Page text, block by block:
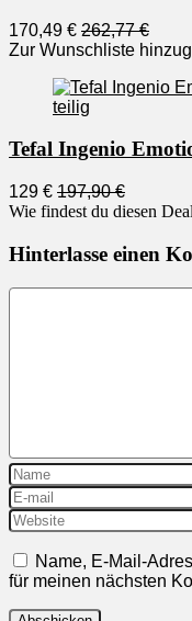
170,49 € 262,77 €
Zur Wunschliste
Tefal Ingenio
129 € 197,90 €
Wie findest du diesen
Hinterlasse einen
Name, E-Mail-
für meinen nächsten